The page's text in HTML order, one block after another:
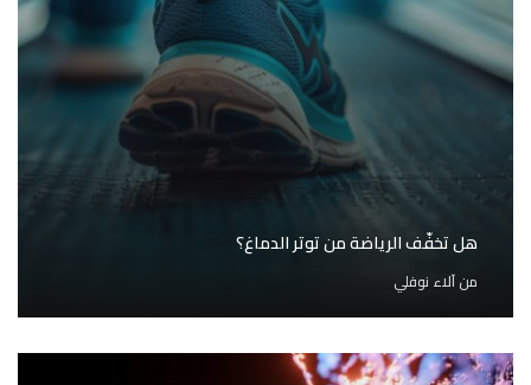
هل تخفّف الرياضة من توتر الدماغ؟
منآلاء نوفلي